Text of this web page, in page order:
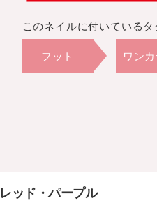
このネイルに付いているタ
フット ワン
レッド・パープル